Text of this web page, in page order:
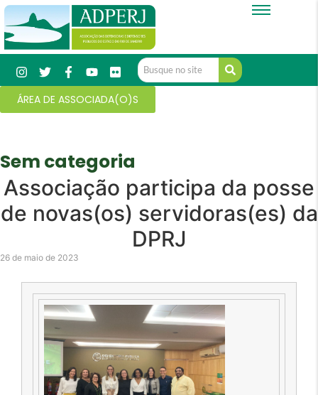
ÁREA DE ASSOCIADA(O)S
Sem categoria
Associação participa da posse
de novas(os) servidoras(es) da
DPRJ
26 de maio de 2023